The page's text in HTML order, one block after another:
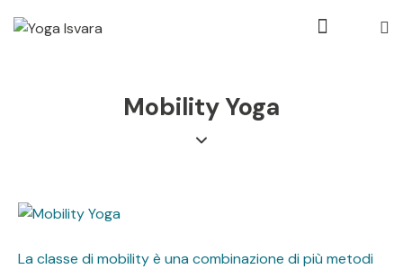
Mobility Yoga
La classe di mobility è una combinazione di più metodi